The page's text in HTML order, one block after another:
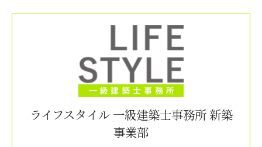
ライフスタイル 一級建築士事務所 新築
事業部